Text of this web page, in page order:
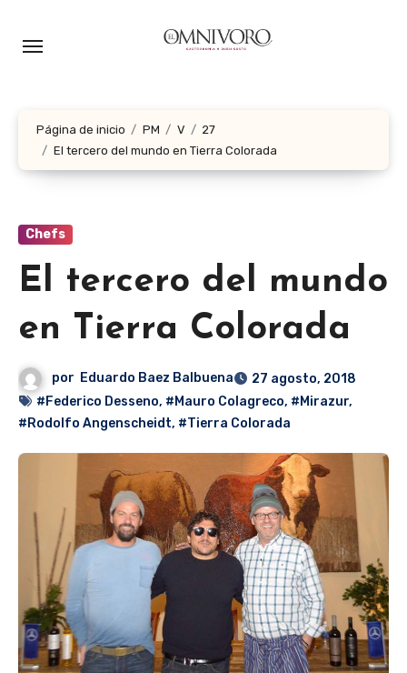
Página de inicio PM V
27
El tercero del mundo en Tierra Colorada
Chefs
El tercero del mundo
en Tierra Colorada
por Eduardo Baez Balbuena
27 agosto, 2018
#Federico Desseno, #Mauro Colagreco, #Mirazur,
#Rodolfo Angenscheidt, #Tierra Colorada